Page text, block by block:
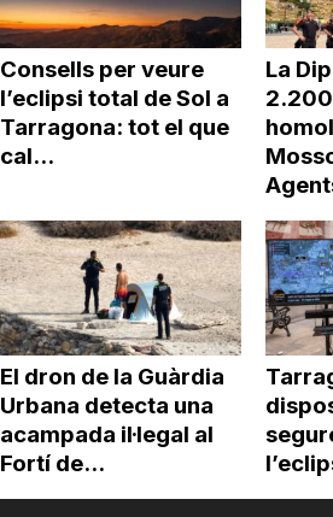
Consells per veure
l’eclipsi total de Sol a
Tarragona: tot el que
cal...
La
El dron de la Guàrdia
Urbana detecta una
acampada il·legal al
Fortí de...